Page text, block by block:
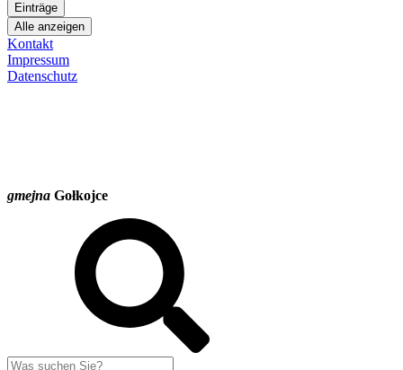
Einträge
Alle anzeigen
Kontakt
Impressum
Datenschutz
gmejna Gołkojce